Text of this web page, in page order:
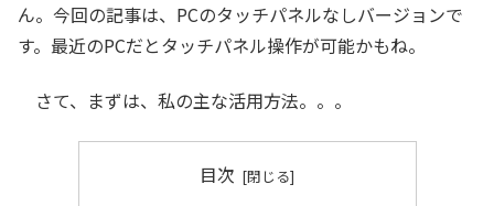
ん。今回の記事は、PCのタッチパネルなしバージョンで
す。最近のPCだとタッチパネル操作が可能かもね。
さて、まずは、私の主な活用方法。。。
目次